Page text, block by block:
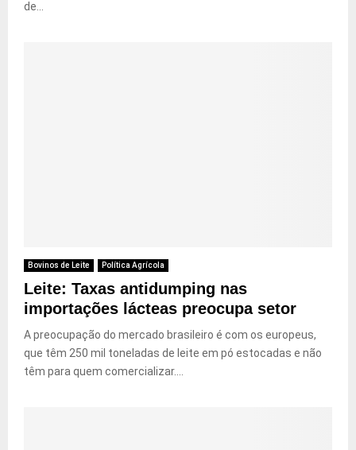
de...
Bovinos de Leite Política Agrícola
Leite: Taxas antidumping nas
importações lácteas preocupa setor
A preocupação do mercado brasileiro é com os europeus,
que têm 250 mil toneladas de leite em pó estocadas e não
têm para quem comercializar....